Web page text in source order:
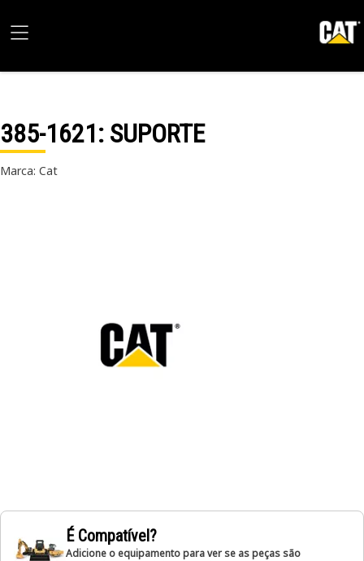
385-1621: SUPORTE
Marca: Cat
É Compatível?
Adicione o equipamento para ver se as peças são